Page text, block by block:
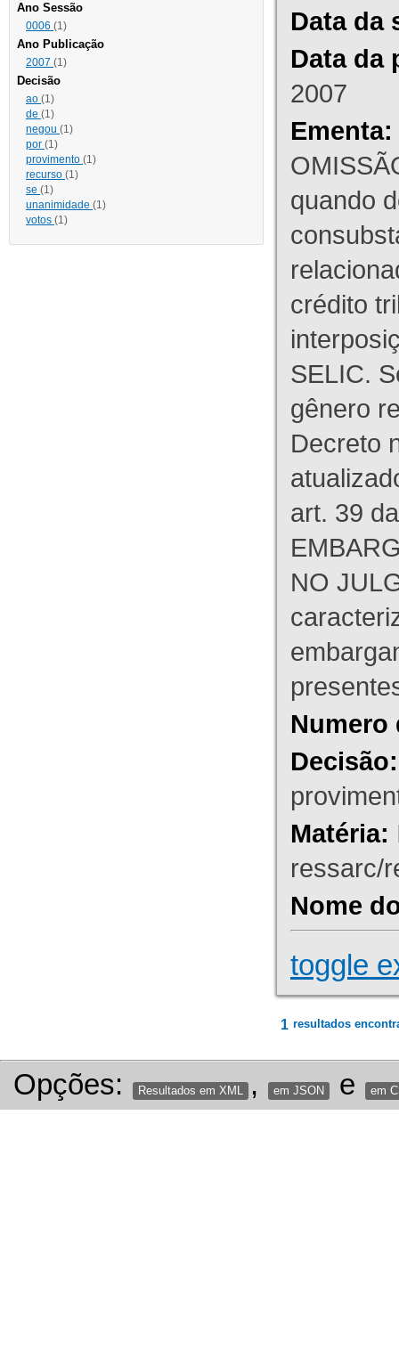
Ano Sessão
0006 (1)
Ano Publicação
2007 (1)
Decisão
ao (1)
de (1)
negou (1)
por (1)
provimento (1)
recurso (1)
se (1)
unanimidade (1)
votos (1)
Data da
Data da
2007
Ementa:
quando
crédito
SELIC.
gênero
Decreto
art. 39
NO
Numero
Decisão:
Matéria:
ressarc/
Nome
toggle
1 resultados
Opções: Resultados em XML , em JSON e em